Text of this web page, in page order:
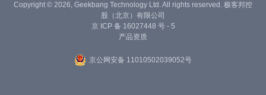
Copyright © 2026, Geekbang Technology Ltd. All rights reserved. 极客邦控
股（北京）有限公司
京 ICP 备 16027448 号 - 5
产品资质
京公网安备 11010502039052号